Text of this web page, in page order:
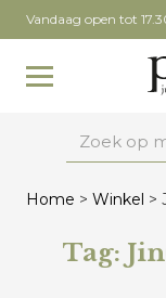
Skip
to
content
Vandaag open tot
Toggle
Home > Winkel >
Tag: